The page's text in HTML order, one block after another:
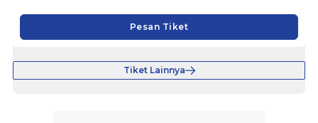
Pesan Tiket
Tiket Lainnya